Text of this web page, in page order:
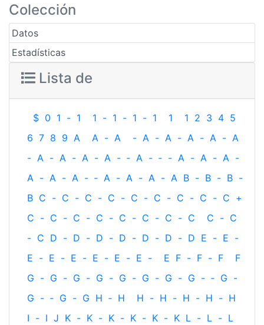
Colección
Datos
Estadísticas
Lista de
$ 0 1 - 1 1 - 1 - 1 - 1 1 1 2 3 4 5
6 7 8 9 A A - A - A - A - A - A - A
- A - A - A - A - ‐ A - ‐ - A - A - A -
A - A - A - ‐ A - A - A - A B - B - B -
B C - C - C - C - C - C - C - C - C +
C - C - C - C - C - C - C - C C - C
- C D - D - D - D - D - D - D E - E -
E - E - E - E - E - E - E F - F - F
F
G - G - G - G - G - G - G - G - ‐ G -
G - ‐ G - G H ‐ H H - H - H - H - H
I - I J K - K - K - K - K - K L - L - L